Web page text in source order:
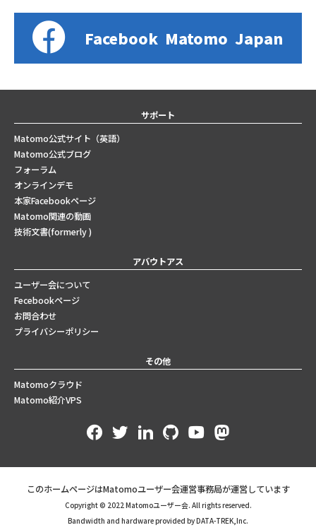
Facebook Matomo Japan
サポート
Matomo公式サイト（英語）
Matomo公式ブログ
フォーラム
オンラインデモ
本家Facebookページ
Matomo関連の動画
技術文書(formerly )
アバウトアス
ユーザー会について
Fecebookページ
お問合わせ
プライバシーポリシー
その他
Matomoクラウド
Matomo紹介VPS
このホームページはMatomoユーザー会運営事務局が運営しています
Copyright © 2022 Matomoユーザー会. All rights reserved.
Bandwidth and hardware provided by DATA-TREK,Inc.